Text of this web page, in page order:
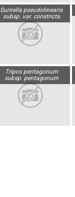
Surirella pseudolinearis
subsp. var. constricta
Tripos pentagonum
subsp. pentagonum